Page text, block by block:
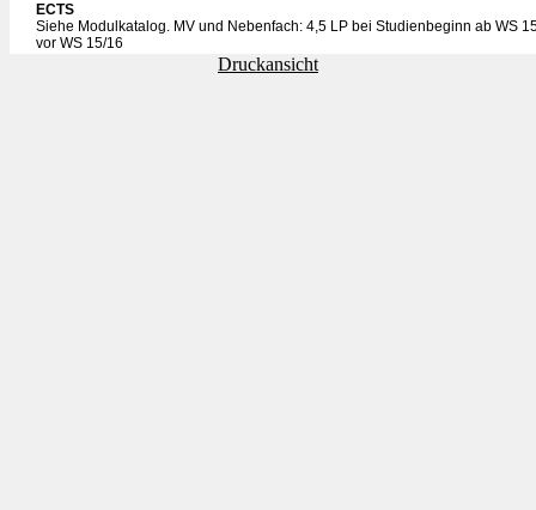
ECTS
Siehe Modulkatalog. MV und Nebenfach: 4,5 LP bei Studienbeginn ab WS
vor WS 15/16
Druckansicht